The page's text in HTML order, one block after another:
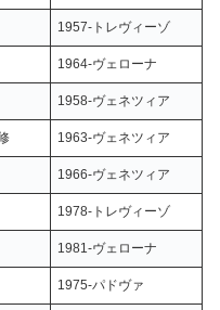
1957-トレヴィーゾ
1964-ヴェローナ
1958-ヴェネツィア
1963-ヴェネツィア
1966-ヴェネツィア
1978-トレヴィーゾ
1981-ヴェローナ
1975-パドヴァ